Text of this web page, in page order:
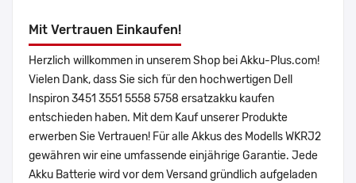
Mit Vertrauen Einkaufen!
Herzlich willkommen in unserem Shop bei Akku-Plus.com!
Vielen Dank, dass Sie sich für den hochwertigen Dell
Inspiron 3451 3551 5558 5758 ersatzakku kaufen
entschieden haben. Mit dem Kauf unserer Produkte
erwerben Sie Vertrauen! Für alle Akkus des Modells WKRJ2
gewähren wir eine umfassende einjährige Garantie. Jede
Akku Batterie wird vor dem Versand gründlich aufgeladen